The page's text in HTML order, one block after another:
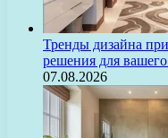
Тренды дизайна
решения для вашего
07.08.2026